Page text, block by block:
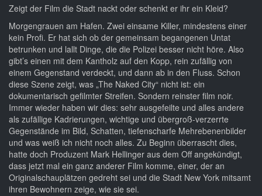
Zeigt der Film die Stadt nackt oder schenkt er ihr ein Kleid?
Morgengrauen am Hafen. Zwei einsame Killer, mindestens einer
kein Profi. Er hat sich ob der gemeinsam begangenen Untat
betrunken und lallt Dinge, die die Polizei besser nicht höre. Also
gibt’s einen mit dem Kantholz auf den Kopp, rein zufällig von
einem Gegenstand verdeckt, und dann ab in den Fluss. Schon
diese Szene zeigt, was „The Naked City“ nicht ist: ein
dokumentarisch gefilmter Streifen. Sondern reinster film noir.
Immer wieder haben wir dies: sehr ausgefeilte und alles andere
als zufällige Kadrierungen, wichtige und übergroß-verzerrte
Gegenstände im Bild, Schatten, tiefenscharfe Mehrebenenbilder
und was weiß ich nicht noch alles. Zu Beginn überrascht dies,
hatte doch Produzent Mark Hellinger aus dem Off angekündigt,
dass jetzt mal ein ganz anderer Film komme, einer, der an
Originalschauplätzen gedreht sei und die Stadt New York mitsamt
ihren Bewohnern zeige, wie sie sei.